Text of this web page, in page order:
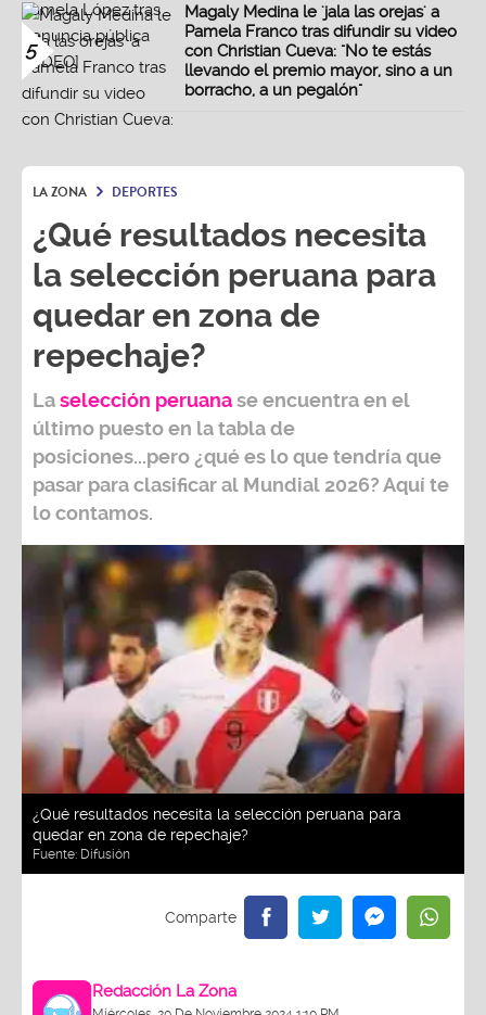
5
Magaly Medina le 'jala las orejas' a
Pamela Franco tras difundir su video
con Christian Cueva: "No te estás
llevando el premio mayor, sino a un
borracho, a un pegalón"
LA ZONA DEPORTES
¿Qué resultados necesita
la selección peruana para
quedar en zona de
repechaje?
Laselección peruanase encuentra en el
último puesto en la tabla de
posiciones...pero ¿qué es lo que tendría que
pasar para clasificar al Mundial 2026?Aquí te
lo contamos.
¿Qué resultados necesita la selección peruana para
quedar en zona de repechaje?
Fuente: Difusión
Redacción La Zona